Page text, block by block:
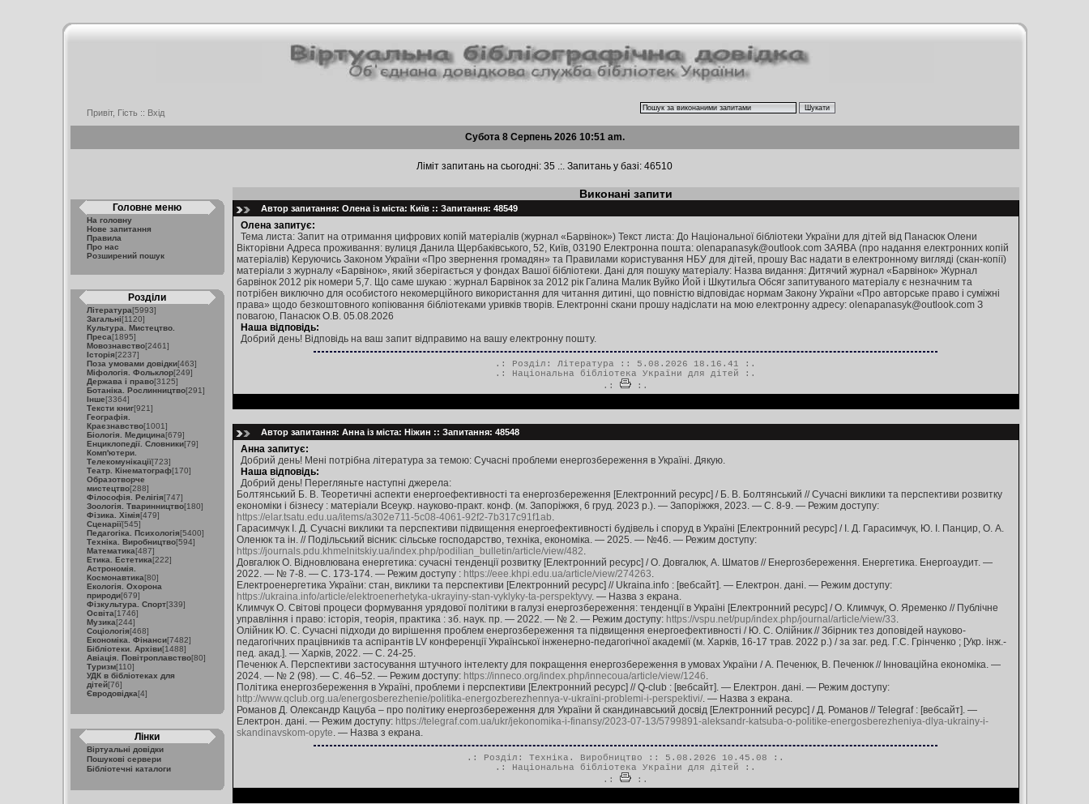
Привіт, Гість :: Вхід
Субота 8 Серпень 2026 10:51 am.
Ліміт запитань на сьогодні: 35 .:. Запитань у базі: 46510
Головне меню
На головну
Нове запитання
Правила
Про нас
Розширений пошук
Розділи
Література[5993]
Загальні[1120]
Культура. Мистецтво.
Преса[1895]
Мовознавство[2461]
Історія[2237]
Поза умовами довідки[463]
Міфологія. Фольклор[249]
Держава і право[3125]
Ботаніка. Рослинництво[291]
Інше[3364]
Тексти книг[921]
Географія.
Краєзнавство[1001]
Біологія. Медицина[679]
Енциклопедії. Словники[79]
Комп'ютери.
Телекомунікації[723]
Театр. Кінематограф[170]
Образотворче
мистецтво[288]
Філософія. Релігія[747]
Зоологія. Тваринництво[180]
Фізика. Хімія[479]
Сценарії[545]
Педагогіка. Психологія[5400]
Техніка. Виробництво[594]
Математика[487]
Етика. Естетика[222]
Астрономія.
Космонавтика[80]
Екологія. Охорона
природи[679]
Фізкультура. Спорт[339]
Освіта[1746]
Музика[244]
Соціологія[468]
Економіка. Фінанси[7482]
Бібліотеки. Архіви[1488]
Авіація. Повітроплавство[80]
Туризм[110]
УДК в бібліотеках для
дітей[76]
Євродовідка[4]
Лінки
Віртуальні довідки
Пошукові сервери
Бібліотечні каталоги
Виконані запити
Автор запитання: Олена із міста: Київ :: Запитання: 48549
Олена запитує:
Тема листа: Запит на отримання цифрових копій матеріалів (журнал «Барвінок») Текст листа: До Національної бібліотеки України для дітей від Панасюк Олени
Вікторівни Адреса проживання: вулиця Данила Щербаківського, 52, Київ, 03190 Електронна пошта: olenapanasyk@outlook.com ЗАЯВА (про надання електронних копій
матеріалів) Керуючись Законом України «Про звернення громадян» та Правилами користування НБУ для дітей, прошу Вас надати в електронному вигляді (скан-копії)
матеріали з журналу «Барвінок», який зберігається у фондах Вашої бібліотеки. Дані для пошуку матеріалу: Назва видання: Дитячий журнал «Барвінок» Журнал
барвінок 2012 рік номери 5,7. Що саме шукаю : журнал Барвінок за 2012 рік Галина Малик Вуйко Йой і Шкутильга Обсяг запитуваного матеріалу є незначним та
потрібен виключно для особистого некомерційного використання для читання дитині, що повністю відповідає нормам Закону України «Про авторське право і суміжні
права» щодо безкоштовного копіювання бібліотеками уривків творів. Електронні скани прошу надіслати на мою електронну адресу: olenapanasyk@outlook.com З
повагою, Панасюк О.В. 05.08.2026
Наша відповідь:
Добрий день! Відповідь на ваш запит відправимо на вашу електронну пошту.
.: Розділ: Література :: 5.08.2026 18.16.41 :.
.: Національна бібліотека України для дітей :.
.:
:.
Автор запитання: Анна із міста: Ніжин :: Запитання: 48548
Анна запитує:
Добрий день! Мені потрібна література за темою: Сучасні проблеми енергозбереження в Україні. Дякую.
Наша відповідь:
Добрий день! Перегляньте наступні джерела:
Болтянський Б. В. Теоретичні аспекти енергоефективності та енергозбереження [Електронний ресурс] / Б. В. Болтянський // Сучасні виклики та перспективи розвитку
економіки і бізнесу : матеріали Всеукр. науково-практ. конф. (м. Запоріжжя, 6 груд. 2023 р.). — Запоріжжя, 2023. — С. 8-9. — Режим доступу:
https://elar.tsatu.edu.ua/items/a302e711-5c08-4061-92f2-7b317c91f1ab.
Гарасимчук І. Д. Сучасні виклики та перспективи підвищення енергоефективності будівель і споруд в Україні [Електронний ресурс] / І. Д. Гарасимчук, Ю. І. Панцир, О. А.
Оленюк та ін. // Подільський вісник: сільське господарство, техніка, економіка. — 2025. — №46. — Режим доступу:
https://journals.pdu.khmelnitskiy.ua/index.php/podilian_bulletin/article/view/482.
Довгалюк О. Відновлювана енергетика: сучасні тенденції розвитку [Електронний ресурс] / О. Довгалюк, А. Шматов // Енергозбереження. Енергетика. Енергоаудит. —
2022. — № 7-8. — С. 173-174. — Режим доступу : https://eee.khpi.edu.ua/article/view/274263.
Електроенергетика України: стан, виклики та перспективи [Електронний ресурс] // Ukraina.info : [вебсайт]. — Електрон. дані. — Режим доступу:
https://ukraina.info/article/elektroenerhetyka-ukrayiny-stan-vyklyky-ta-perspektyvy. — Назва з екрана.
Климчук О. Світові процеси формування урядової політики в галузі енергозбереження: тенденції в Україні [Електронний ресурс] / О. Климчук, О. Яременко // Публічне
управління і право: історія, теорія, практика : зб. наук. пр. — 2022. — № 2. — Режим доступу: https://vspu.net/pup/index.php/journal/article/view/33.
Олійник Ю. С. Сучасні підходи до вирішення проблем енергозбереження та підвищення енергоефективності / Ю. С. Олійник // Збірник тез доповідей науково-
педагогічних працівників та аспірантів LV конференції Української інженерно-педагогічної академії (м. Харків, 16-17 трав. 2022 р.) / за заг. ред. Г.С. Грінченко ; [Укр. інж.-
пед. акад.]. — Харків, 2022. — С. 24-25.
Печенюк А. Перспективи застосування штучного інтелекту для покращення енергозбереження в умовах України / А. Печенюк, В. Печенюк // Інноваційна економіка. —
2024. — № 2 (98). — С. 46–52. — Режим доступу: https://inneco.org/index.php/innecoua/article/view/1246.
Політика енергозбереження в Україні, проблеми і перспективи [Електронний ресурс] // Q-club : [вебсайт]. — Електрон. дані. — Режим доступу:
http://www.qclub.org.ua/energosberezhenie/politika-energozberezhennya-v-ukraїni-problemi-i-perspektivi/. — Назва з екрана.
Романов Д. Олександр Кацуба – про політику енергозбереження для України й скандинавський досвід [Електронний ресурс] / Д. Романов // Telegraf : [вебсайт]. —
Електрон. дані. — Режим доступу: https://telegraf.com.ua/ukr/jekonomika-i-finansy/2023-07-13/5799891-aleksandr-katsuba-o-politike-energosberezheniya-dlya-ukrainy-i-
skandinavskom-opyte. — Назва з екрана.
.: Розділ: Техніка. Виробництво :: 5.08.2026 10.45.08 :.
.: Національна бібліотека України для дітей :.
.:
:.